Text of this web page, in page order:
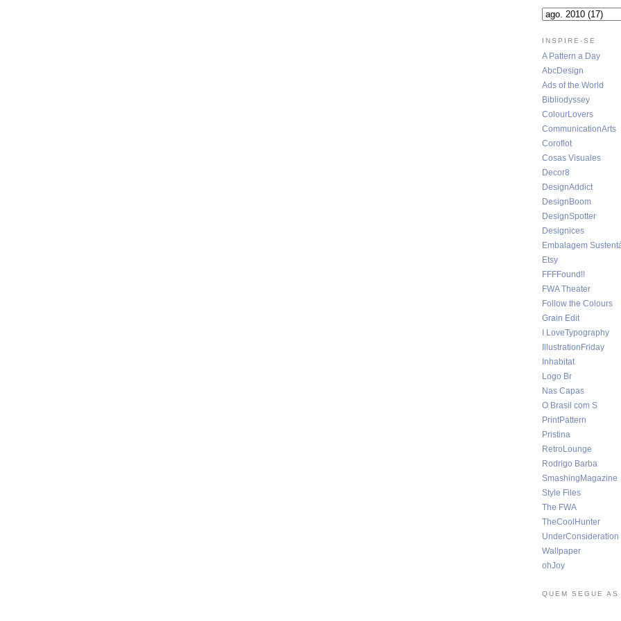
INSPIRE-SE
A Pattern a Day
AbcDesign
Ads of the World
Bibliodyssey
ColourLovers
CommunicationArts
Coroflot
Cosas Visuales
Decor8
DesignAddict
DesignBoom
DesignSpotter
Designices
Embalagem
Etsy
FFFFound!!
FWA Theater
Follow the Colours
Grain Edit
I LoveTypography
IllustrationFriday
Inhabitat
Logo Br
Nas Capas
O Brasil com S
PrintPattern
Pristina
RetroLounge
Rodrigo Barba
SmashingMagazine
Style Files
The FWA
TheCoolHunter
UnderConsideration
Wallpaper
ohJoy
QUEM SEGUE